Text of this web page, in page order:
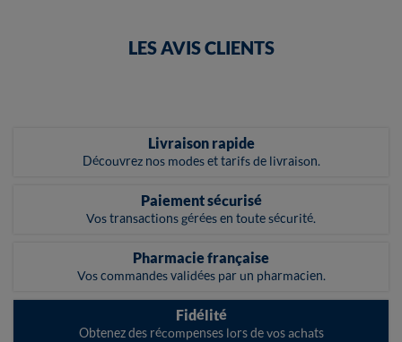
LES AVIS CLIENTS
Livraison rapide
Découvrez nos modes et tarifs de livraison.
Paiement sécurisé
Vos transactions gérées en toute sécurité.
Pharmacie française
Vos commandes validées par un pharmacien.
Fidélité
Obtenez des récompenses lors de vos achats